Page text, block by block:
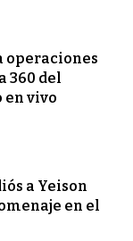
operaciones
360 del
vivo
a Yeison
en el